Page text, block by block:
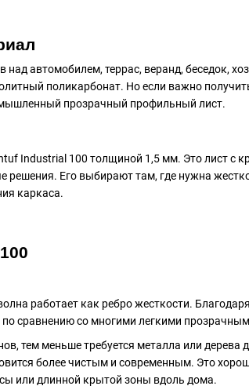
автомобилем, террас, веранд, беседок,
поликарбонат. Но если важно
прозрачный профильный лист.
Industrial 100 толщиной 1,5 мм. Это лист с
решения. Его выбирают там, где нужна
каркаса.
работает как ребро жесткости.
сравнению со многими легкими
тем меньше требуется металла или дерева
более чистым и современным. Это
или длинной крытой зоны вдоль дома.